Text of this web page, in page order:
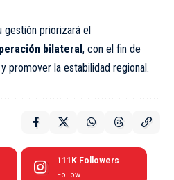
gestión priorizará el
bilateral, con el fin de
promover la estabilidad regional.
111K Followers
Follow